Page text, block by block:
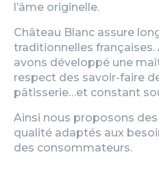
l’âme originelle.
Château Blanc assure
traditionnelles
avons développé une
respect des savoir-faire
pâtisserie…et constant
Ainsi nous proposons
qualité adaptés aux
des consommateurs.